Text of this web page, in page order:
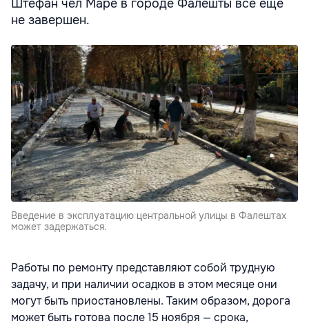
Штефан чел Маре в городе Фалешты все еще
не завершен.
Введение в эксплуатацию центральной улицы в Фалештах
может задержаться.
Работы по ремонту представляют собой трудную
задачу, и при наличии осадков в этом месяце они
могут быть приостановлены. Таким образом, дорога
может быть готова после 15 ноября — срока,